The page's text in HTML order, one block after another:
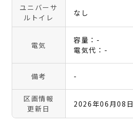
ユニバーサ
ルトイレ
なし
電気
容量：-
電気代：-
備考 -
区画情報
更新日
2026年06月08日